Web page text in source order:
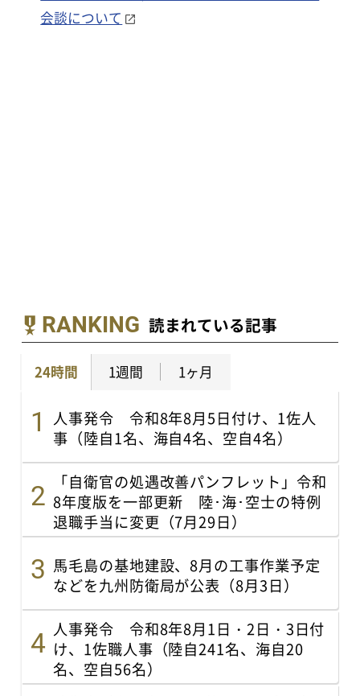
会談について
RANKING 読まれている記事
24時間 1週間 1ヶ月
人事発令 令和8年8月5日付け、1佐人
事（陸自1名、海自4名、空自4名）
「自衛官の処遇改善パンフレット」令和
8年度版を一部更新 陸･海･空士の特例
退職手当に変更（7月29日）
馬毛島の基地建設、8月の工事作業予定
などを九州防衛局が公表（8月3日）
人事発令 令和8年8月1日・2日・3日付
け、1佐職人事（陸自241名、海自20
名、空自56名）